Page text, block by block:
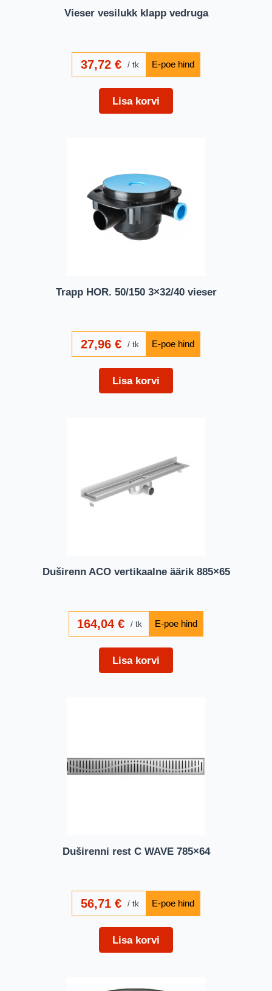
Vieser vesilukk klapp vedruga
37,72 € tk
Lisa korvi
Trapp HOR. 50/150 3×32/40 vieser
27,96 € tk
Lisa korvi
Duširenn ACO vertikaalne äärik 885×65
164,04€ tk
Lisa korvi
Duširenni rest C WAVE 785×64
56,71 € tk
Lisa korvi